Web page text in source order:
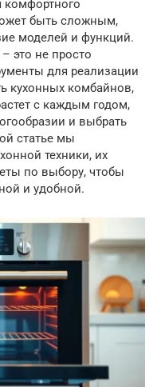
комфортного
быть сложным,
моделей и функций.
это не просто
для реализации
кухонных комбайнов,
с каждым годом,
и выбрать
статье мы
техники, их
по выбору, чтобы
и удобной.